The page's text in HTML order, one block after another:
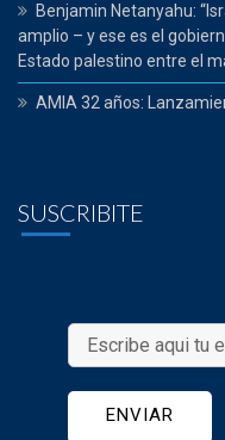
Benjamin Netanyahu:
amplio – y ese es el
Estado palestino entre el
AMIA 32 años:
SUSCRIBITE